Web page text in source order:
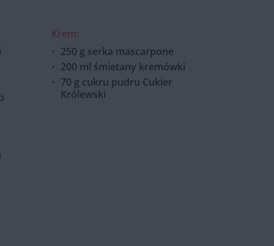
Krem:
250 g serka mascarpone
200 ml śmietany kremówki
70 g cukru pudru Cukier
Królewski